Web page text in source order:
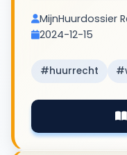
MijnHuurdossier
2024-12-15
#huurrecht